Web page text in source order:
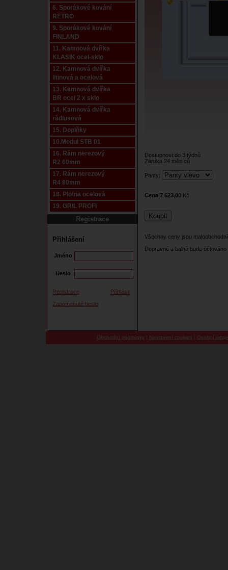
6. Sporákové kování
RETRO
9. Sporákové kování
FINLAND
11. Kamnová dvířka
KLASIK ocel-sklo
12. Kamnová dvířka
litinová a ocelová
13. Kamnová dvířka
BR ocel 2 x sklo
14. Kamnová dvířka
rádiusová
15. Doplňky
10.Modul STB 01
16. Rám nerezový
R2 60mm
17. Rám nerezový
R4 80mm
18. Plotna ocelová
19. GRIL PROFI
Registrace
Přihlášení
Jméno
Heslo
Registrace
Přihlásit
Zapomenuté heslo
Dostupnost:do 3 týdnů
Záruka:24 měsíců
Panty:
Cena 7 623,00 Kč
Všechny ceny jsou
Dopravné a balné bude
Obchodní podmínky| Nastavení cookies | Osobní